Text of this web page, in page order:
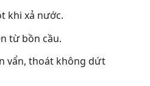
khi xả nước.
từ bồn cầu.
vẩn, thoát không dứt